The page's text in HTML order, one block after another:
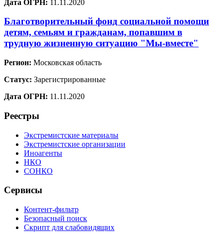
Дата ОГРН: 11.11.2020
Благотворительный фонд социальной помощи
детям, семьям и гражданам, попавшим в
трудную жизненную ситуацию "Мы-вместе"
Регион: Московская область
Статус: Зарегистрированные
Дата ОГРН: 11.11.2020
Реестры
Экстремистские материалы
Экстремистские организации
Иноагенты
НКО
СОНКО
Сервисы
Контент-фильтр
Безопасный поиск
Скрипт для слабовидящих